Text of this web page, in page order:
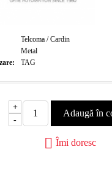
Telcoma / Cardin
Metal
TAG
+
-
Îmi doresc